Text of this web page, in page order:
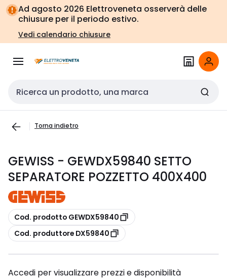
Vai alla
navigazione
Vai
alla
pagina
Ad agosto 2026 Elettroveneta osserverà delle
chiusure per il periodo estivo.
Vedi calendario chiusure
Cerca input
Torna indietro
GEWISS - GEWDX59840 SETTO
SEPARATORE POZZETTO 400X400
copia
Cod. prodotto GEWDX59840
copia
Cod. produttore DX59840
Accedi per visualizzare prezzi e disponibilità